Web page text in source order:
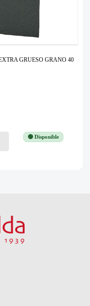
GRUESO GRANO 40
🟢 Disponible